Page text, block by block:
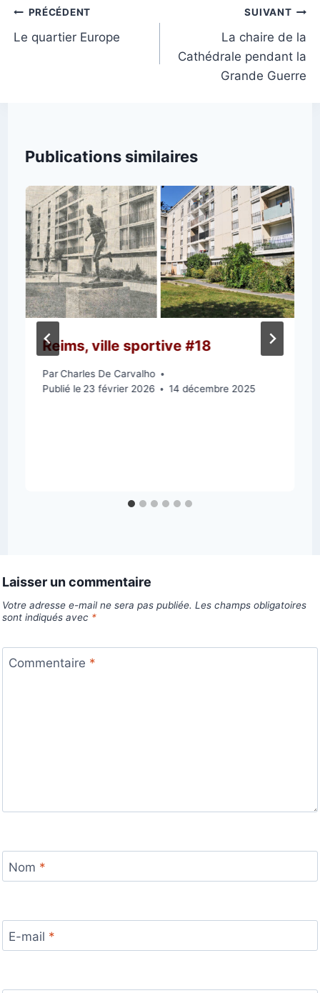
Navigation
de
PRÉCÉDENT
Le quartier Europe
SUIVANT
La chaire de la
Cathédrale pendant la
Grande Guerre
Publications similaires
Reims, ville sportive #18
Par Charles De Carvalho
Publié le 23 février 2026 14 décembre 2025
Laisser un commentaire
Votre adresse e-mail ne sera pas publiée. Les champs obligatoires
sont indiqués avec *
Commentaire *
Nom *
E-mail *